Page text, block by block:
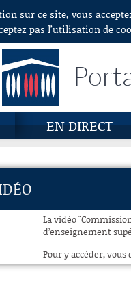
sur ce site, vous
pas l’utilisation de
EN DIRECT
La vidéo
d’enseignement
Pour y accéder,